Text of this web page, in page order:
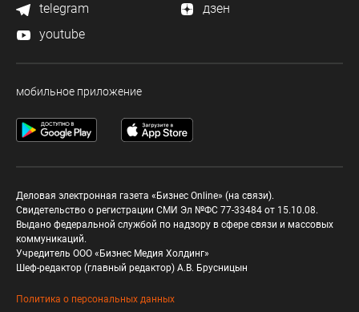
telegram
дзен
youtube
мобильное приложение
Деловая электронная газета «Бизнес Online» (на связи).
Свидетельство о регистрации СМИ Эл №ФС 77-33484 от 15.10.08.
Выдано федеральной службой по надзору в сфере связи и массовых
коммуникаций.
Учредитель ООО «Бизнес Медия Холдинг»
Шеф-редактор (главный редактор) А.В. Брусницын
Политика о персональных данных